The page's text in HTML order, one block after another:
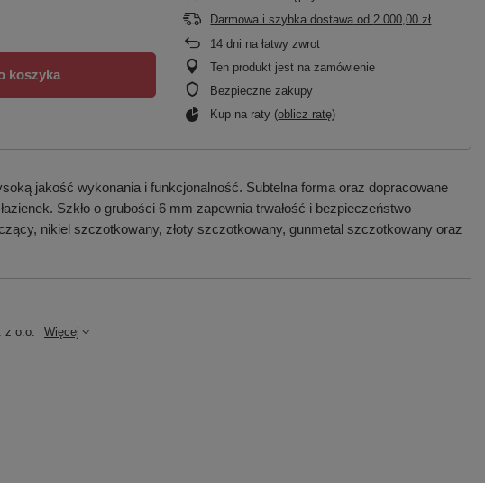
koszyka
Darmowa i szybka dostawa od 2 000,00 zł
14 dni na łatwy zwrot
Ten produkt jest na zamówienie
Bezpieczne zakupy
Kup na raty (oblicz ratę)
jakość wykonania i funkcjonalność. Subtelna forma oraz dopracowane
Szkło o grubości 6 mm zapewnia trwałość i bezpieczeństwo
nikiel szczotkowany, złoty szczotkowany, gunmetal szczotkowany oraz
z o.o. Więcej